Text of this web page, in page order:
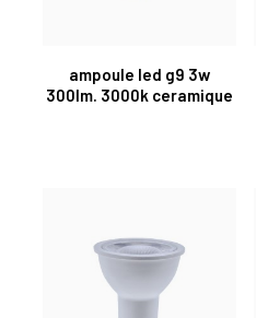
ampoule led g9 3w
300lm. 3000k ceramique